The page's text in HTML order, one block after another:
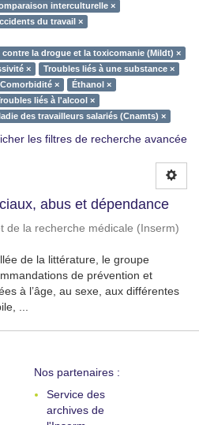
interculturelle ×
du travail ×
la drogue et la toxicomanie (Mildt) ×
×
Troubles liés à une substance ×
Comorbidité ×
Éthanol ×
liés à l'alcool ×
des travailleurs salariés (Cnamts) ×
les filtres de recherche avancée
abus et dépendance
de la recherche médicale (Inserm)
de la littérature, le groupe
de prévention et
à l’âge, au sexe, aux différentes
...
Nos partenaires :
Service des
archives de